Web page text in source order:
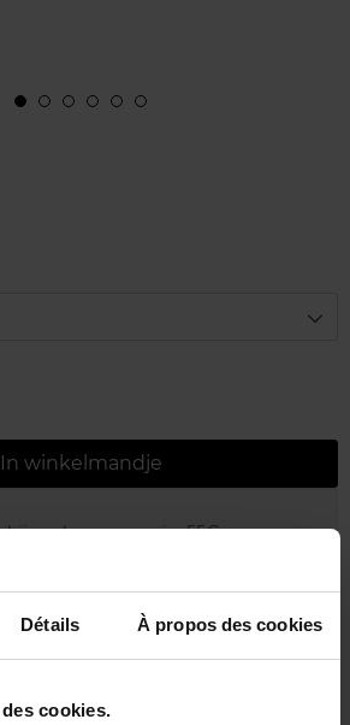
Détails À propos des cookies
cookies.
In winkelmandje
aankoop van min. 55€
winkelpunt